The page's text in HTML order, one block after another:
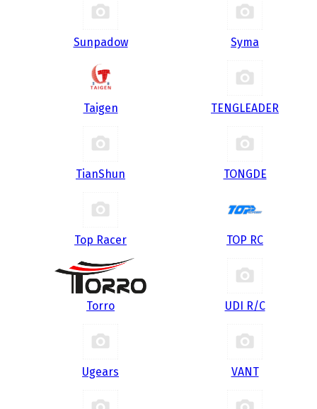
Sunpadow Syma
Taigen TENGLEADER
TianShun TONGDE
Top Racer TOP RC
Torro UDI R/С
Ugears VANT